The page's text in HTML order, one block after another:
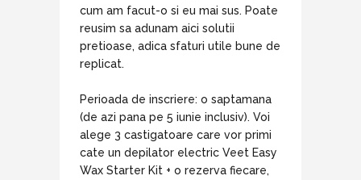
cum am facut-o si eu mai sus. Poate
reusim sa adunam aici solutii
pretioase, adica sfaturi utile bune de
replicat.
Perioada de inscriere: o saptamana
(de azi pana pe 5 iunie inclusiv). Voi
alege 3 castigatoare care vor primi
cate un depilator electric Veet Easy
Wax Starter Kit + o rezerva fiecare,